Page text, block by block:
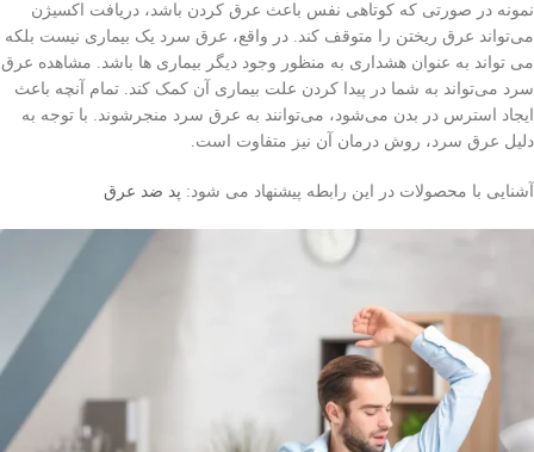
نمونه در صورتی که کوتاهی نفس باعث عرق کردن باشد، دریافت اکسیژن
می‌تواند عرق ریختن را متوقف کند. در واقع، عرق سرد یک بیماری نیست بلکه
می تواند به عنوان هشداری به منظور وجود دیگر بیماری ها باشد. مشاهده عرق
سرد می‌تواند به شما در پیدا کردن علت بیماری آن کمک کند. تمام آنچه باعث
ایجاد استرس در بدن می‌شود، می‌توانند به عرق سرد منجرشوند. با توجه به
دلیل عرق سرد، روش درمان آن نیز متفاوت است.
آشنایی با محصولات در این رابطه پیشنهاد می شود: پد ضد عرق